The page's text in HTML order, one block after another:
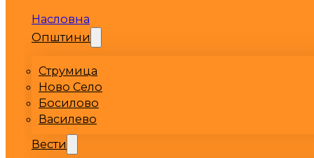
Насловна
Општини
Струмица
Ново Село
Босилово
Василево
Вести